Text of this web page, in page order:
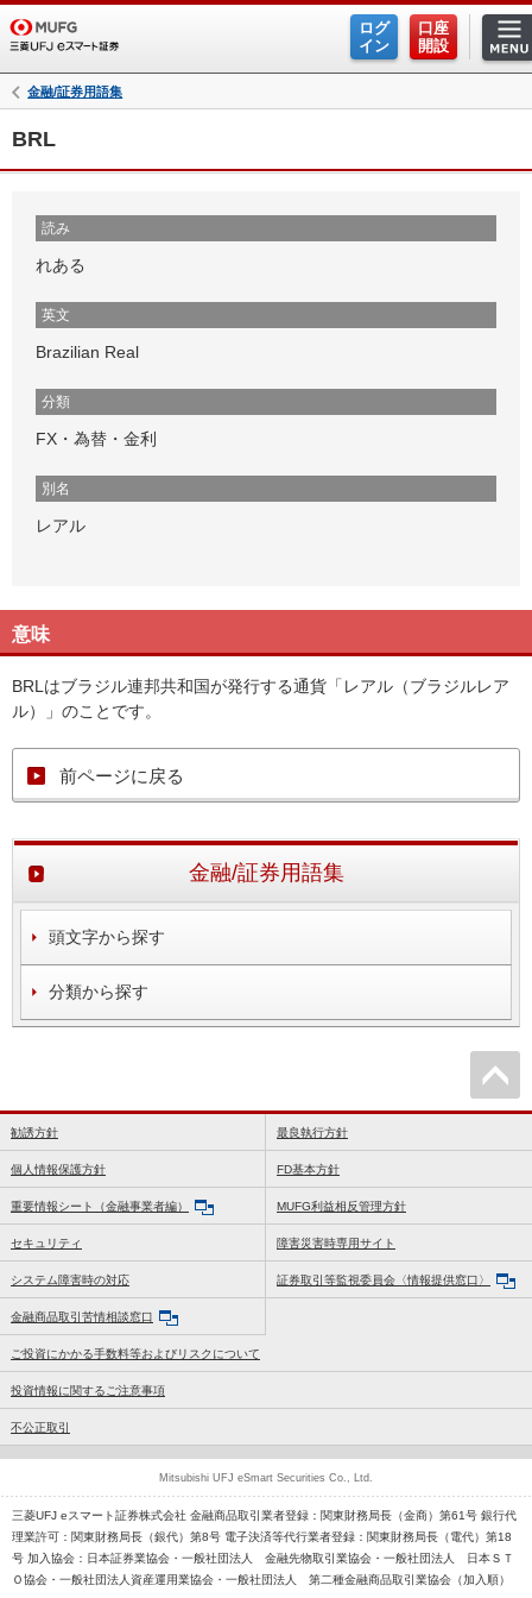
ログ
イン
口座
開設
金融/証券用語集
BRL
読み
れある
英文
Brazilian Real
分類
FX・為替・金利
別名
レアル
意味
BRLはブラジル連邦共和国が発行する通貨「レアル（ブラジルレア
ル）」のことです。
前ページに戻る
金融/証券用語集
頭文字から探す
分類から探す
勧誘方針 最良執行方針
個人情報保護方針 FD基本方針
重要情報シート（金融事業者編） MUFG利益相反管理方針
セキュリティ 障害災害時専用サイト
システム障害時の対応 証券取引等監視委員会〈情報提供窓口〉
金融商品取引苦情相談窓口
ご投資にかかる手数料等およびリスクについて
投資情報に関するご注意事項
不公正取引
三菱UFJ eスマート証券株式会社 金融商品取引業者登録：関東財務局長（金商）第61号 銀行代
理業許可：関東財務局長（銀代）第8号 電子決済等代行業者登録：関東財務局長（電代）第18
号 加入協会：日本証券業協会・一般社団法人 金融先物取引業協会・一般社団法人 日本ＳＴ
Ｏ協会・一般社団法人資産運用業協会・一般社団法人 第二種金融商品取引業協会（加入順）
Mitsubishi UFJ eSmart Securities Co., Ltd.